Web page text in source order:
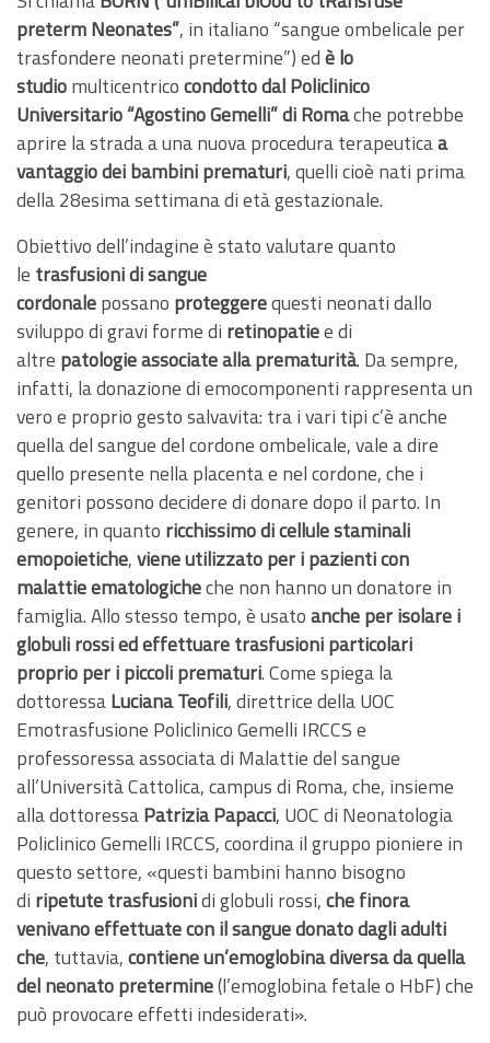
preterm Neonates”, in italiano “sangue ombelicale per
trasfondere neonati pretermine”) edè lo
studiomulticentricocondotto dal Policlinico
Universitario “Agostino Gemelli” di Romache potrebbe
aprire la strada a una nuova procedura terapeuticaa
vantaggio dei bambini prematuri, quelli cioè nati prima
della 28esima settimana di età gestazionale.
Obiettivo dell’indagine è stato valutare quanto
le trasfusioni di sangue
cordonalepossano proteggerequesti neonati dallo
sviluppo di gravi forme di retinopatiee di
altre patologie associate alla prematurità. Da sempre,
infatti, la donazione di emocomponenti rappresenta un
vero e proprio gesto salvavita: tra i vari tipi c’è anche
quella del sangue del cordone ombelicale, vale a dire
quello presente nella placenta e nel cordone, che i
genitori possono decidere di donare dopo il parto. In
genere, in quanto ricchissimo di cellule staminali
emopoietiche,viene utilizzato per i pazienti con
malattie ematologicheche non hanno un donatore in
famiglia. Allo stesso tempo, è usatoanche per isolare i
globuli rossi ed effettuare trasfusioni particolari
proprio per i piccoli prematuri. Come spiega la
dottoressaLuciana Teofili, direttrice della UOC
Emotrasfusione Policlinico Gemelli IRCCS e
professoressa associata di Malattie del sangue
all’Università Cattolica, campus di Roma, che, insieme
alla dottoressaPatrizia Papacci, UOC di Neonatologia
Policlinico Gemelli IRCCS, coordina il gruppo pioniere in
questo settore, «questi bambini hanno bisogno
di ripetute trasfusionidi globuli rossi,che finora
venivano effettuate con il sangue donato dagli adulti
che, tuttavia,contiene un’emoglobina diversa da quella
del neonato pretermine(l’emoglobina fetale o HbF) che
può provocare effetti indesiderati».